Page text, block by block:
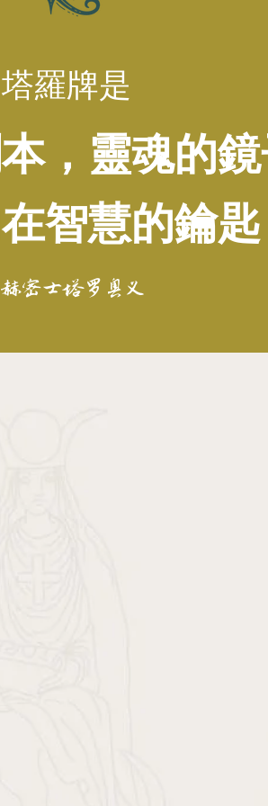
塔羅牌是
，靈魂的
智慧的鑰匙
密士塔罗奥义